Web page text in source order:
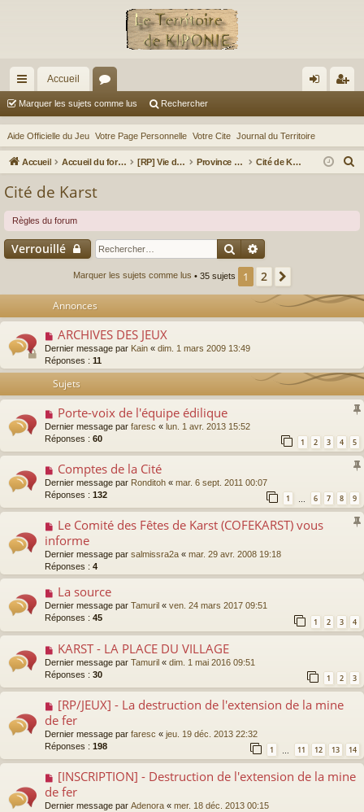
ac
co
ur
ci
s
Accueil
or
u
m
s
ne
xi
on
cri
pti
on
Marquer les sujets comme lus Rechercher
Aide Officielle du Jeu Votre Page Personnelle Votre Cite Journal du Territoire
Accueil Accueil du forum [RP] Vie des territoires et de leurs habitants Province de la Vallée Froide Cité de Karst
r
Cité de Karst
Règles du forum
Verrouillé Rechercher
Marquer les sujets comme lus • 35 sujets 1 2
Annonces
ARCHIVES DES JEUX
Dernier message par Kain « dim. 1 mars 2009 13:49
Réponses : 11
Sujets
Porte-voix de l'équipe édilique
Dernier message par faresc « lun. 1 avr. 2013 15:52
Réponses : 60 1 2 3 4 5
Comptes de la Cité
Dernier message par Ronditoh « mar. 6 sept. 2011 00:07
Réponses : 132 1 … 6 7 8 9
Le Comité des Fêtes de Karst (COFEKARST) vous
informe
Dernier message par salmissra2a « mar. 29 avr. 2008 19:18
Réponses : 4
La source
Dernier message par Tamuril « ven. 24 mars 2017 09:51
Réponses : 45 1 2 3 4
KARST - LA PLACE DU VILLAGE
Dernier message par Tamuril « dim. 1 mai 2016 09:51
Réponses : 30 1 2 3
[RP/JEUX] - La destruction de l'extension de la mine
de fer
Dernier message par faresc « jeu. 19 déc. 2013 22:32
Réponses : 198 1 … 11 12 13 14
[INSCRIPTION] - Destruction de l'extension de la mine
de fer
Dernier message par Adenora « mer. 18 déc. 2013 00:15